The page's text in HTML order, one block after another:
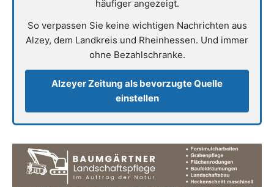
häufiger angezeigt.
So verpassen Sie keine wichtigen Nachrichten aus
Alzey, dem Landkreis und Rheinhessen. Und immer
ohne Bezahlschranke.
Alzeyer Zeitung als bevorzugte Quelle
einstellen